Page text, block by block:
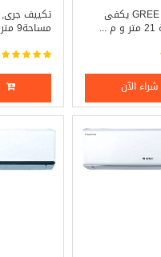
تكييف جرى GREE يكفى
الآن
مساحة9 متر خاصي ...